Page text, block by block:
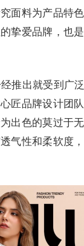
面料为产品特
挚爱品牌，也
推出就受到广
匠品牌设计团
出色的莫过于
气性和柔软度